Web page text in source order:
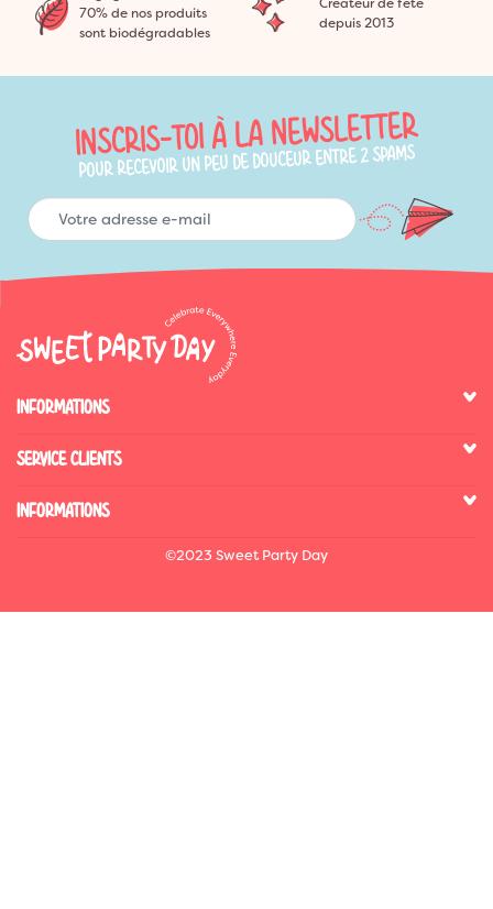
70% de nos produits
sont biodégradables
depuis 2013
INSCRIS-TOI À LA NEWSLETTER
POUR RECEVOIR UN PEU DE DOUCEUR ENTRE 2 SPAMS
INFORMATIONS
SERVICE CLIENTS
INFORMATIONS
©2023 Sweet Party Day